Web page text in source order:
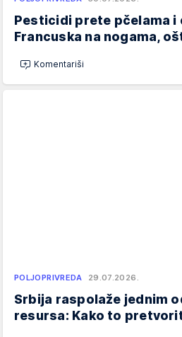
Pesticidi prete pčelama i
Francuska na nogama,
Komentariši
POLJOPRIVREDA 29.07.2026.
Srbija raspolaže jednim
resursa: Kako to